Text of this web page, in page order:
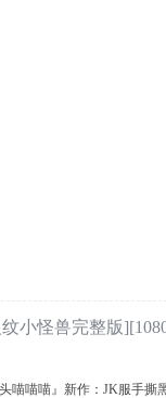
小怪兽完整版
喵喵喵』新作：JK服手撕